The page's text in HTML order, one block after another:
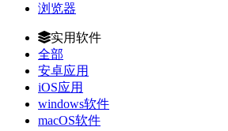
浏览器
实用软件
全部
安卓应用
iOS应用
windows软件
macOS软件